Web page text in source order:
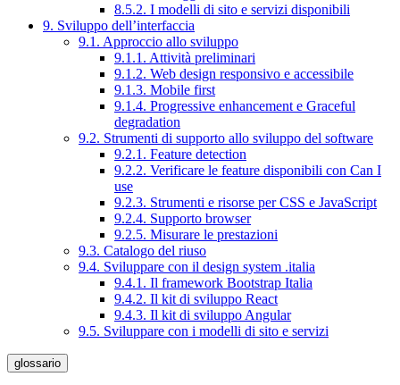
8.5.2. I modelli di sito e servizi disponibili
9. Sviluppo dell’interfaccia
9.1. Approccio allo sviluppo
9.1.1. Attività preliminari
9.1.2. Web design responsivo e accessibile
9.1.3. Mobile first
9.1.4. Progressive enhancement e Graceful
degradation
9.2. Strumenti di supporto allo sviluppo del software
9.2.1. Feature detection
9.2.2. Verificare le feature disponibili con Can I
use
9.2.3. Strumenti e risorse per CSS e JavaScript
9.2.4. Supporto browser
9.2.5. Misurare le prestazioni
9.3. Catalogo del riuso
9.4. Sviluppare con il design system .italia
9.4.1. Il framework Bootstrap Italia
9.4.2. Il kit di sviluppo React
9.4.3. Il kit di sviluppo Angular
9.5. Sviluppare con i modelli di sito e servizi
glossario